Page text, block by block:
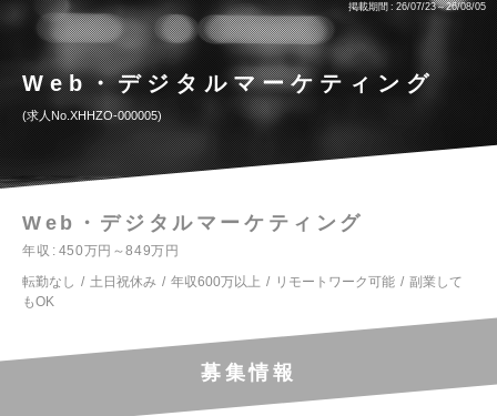
掲載期間 26/07/23～26/08/05
Web・デジタルマーケティング
求人No.XHHZO-000005
Web・デジタルマーケティング
年収
450万円～849万円
転勤なし
土日祝休み 年収600万以上 リモートワーク可能
副業して
もOK
募集情報